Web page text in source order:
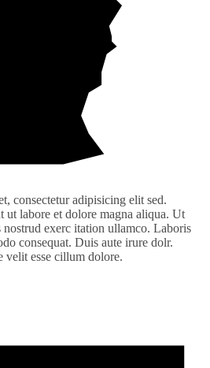
consectetur adipisicing elit sed.
ut labore et dolore magna aliqua. Ut
exerc itation ullamco. Laboris
consequat. Duis aute irure dolr.
velit esse cillum dolore.